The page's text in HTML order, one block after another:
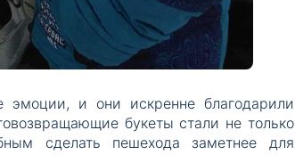
эмоции, и они искренне благодарили
букеты стали не только
сделать пешехода заметнее для